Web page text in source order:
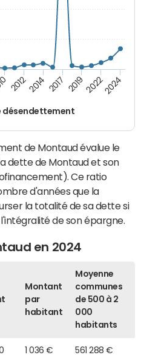
désendettement
20122014 2017 201920222024
de Montaud évalue le
dette de Montaud et son
Ce ratio
d'années que la
la totalité de sa dette si
de son épargne.
en 2024
Montant
par
habitant
Moyenne
communes
de 500 à 2
000
habitants
1 036 € 561 288 €